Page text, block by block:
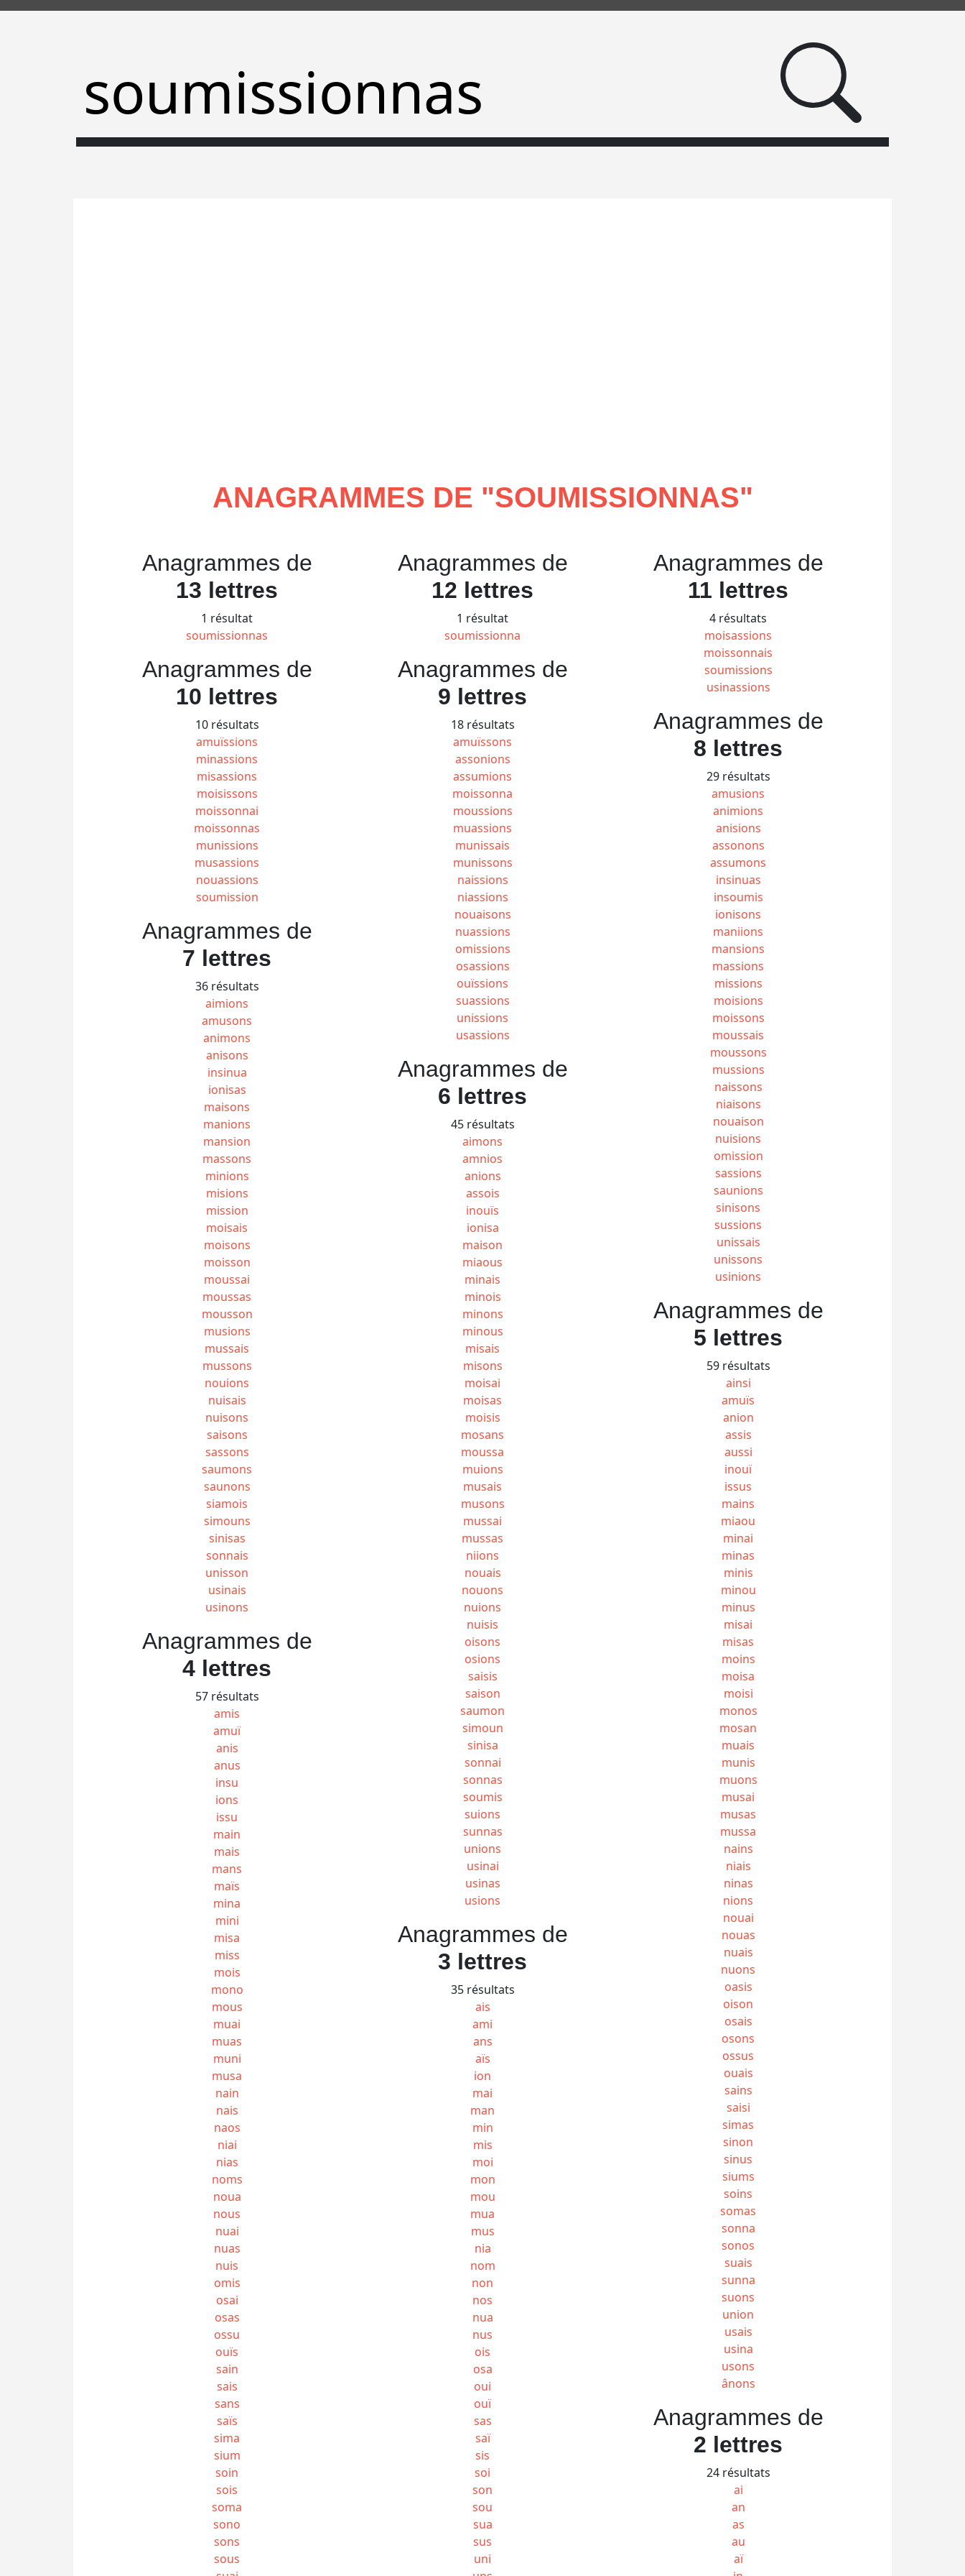
ANAGRAMMES DE "SOUMISSIONNAS"
Anagrammes de
13 lettres
1 résultat
soumissionnas
Anagrammes de
12 lettres
1 résultat
soumissionna
Anagrammes de
11 lettres
4 résultats
moisassions
moissonnais
soumissions
usinassions
Anagrammes de
10 lettres
10 résultats
amuïssions
minassions
misassions
moisissons
moissonnai
moissonnas
munissions
musassions
nouassions
soumission
Anagrammes de
9 lettres
18 résultats
amuïssons
assonions
assumions
moissonna
moussions
muassions
munissais
munissons
naissions
niassions
nouaisons
nuassions
omissions
osassions
ouïssions
suassions
unissions
usassions
Anagrammes de
8 lettres
29 résultats
amusions
animions
anisions
assonons
assumons
insinuas
insoumis
ionisons
maniions
mansions
massions
missions
moisions
moissons
moussais
moussons
mussions
naissons
niaisons
nouaison
nuisions
omission
sassions
saunions
sinisons
sussions
unissais
unissons
usinions
Anagrammes de
7 lettres
36 résultats
aimions
amusons
animons
anisons
insinua
ionisas
maisons
manions
mansion
massons
minions
misions
mission
moisais
moisons
moisson
moussai
moussas
mousson
musions
mussais
mussons
nouions
nuisais
nuisons
saisons
sassons
saumons
saunons
siamois
simouns
sinisas
sonnais
unisson
usinais
usinons
Anagrammes de
6 lettres
45 résultats
aimons
amnios
anions
assois
inouïs
ionisa
maison
miaous
minais
minois
minons
minous
misais
misons
moisai
moisas
moisis
mosans
moussa
muions
musais
musons
mussai
mussas
niions
nouais
nouons
nuions
nuisis
oisons
osions
saisis
saison
saumon
simoun
sinisa
sonnai
sonnas
soumis
suions
sunnas
unions
usinai
usinas
usions
Anagrammes de
5 lettres
59 résultats
ainsi
amuïs
anion
assis
aussi
inouï
issus
mains
miaou
minai
minas
minis
minou
minus
misai
misas
moins
moisa
moisi
monos
mosan
muais
munis
muons
musai
musas
mussa
nains
niais
ninas
nions
nouai
nouas
nuais
nuons
oasis
oison
osais
osons
ossus
ouais
sains
saisi
simas
sinon
sinus
siums
soins
somas
sonna
sonos
suais
sunna
suons
union
usais
usina
usons
ânons
Anagrammes de
4 lettres
57 résultats
amis
amuï
anis
anus
insu
ions
issu
main
mais
mans
maïs
mina
mini
misa
miss
mois
mono
mous
muai
muas
muni
musa
nain
nais
naos
niai
nias
noms
noua
nous
nuai
nuas
nuis
omis
osai
osas
ossu
ouïs
sain
sais
sans
saïs
sima
sium
soin
sois
soma
sono
sons
sous
Anagrammes de
3 lettres
35 résultats
ais
ami
ans
aïs
ion
mai
man
min
mis
moi
mon
mou
mua
mus
nia
nom
non
nos
nua
nus
ois
osa
oui
ouï
sas
saï
sis
soi
son
sou
sua
sus
uni
Anagrammes de
2 lettres
24 résultats
ai
an
as
au
aï